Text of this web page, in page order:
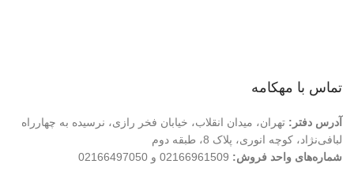
تماس با مهکامه
آدرس دفتر: تهران، میدان انقلاب، خیابان فخر رازی، نرسیده به چهارراه
لبافی‌نژاد، کوچه انوری، پلاک 8، طبقه دوم
شماره‌های واحد فروش: 02166961509 و 02166497050